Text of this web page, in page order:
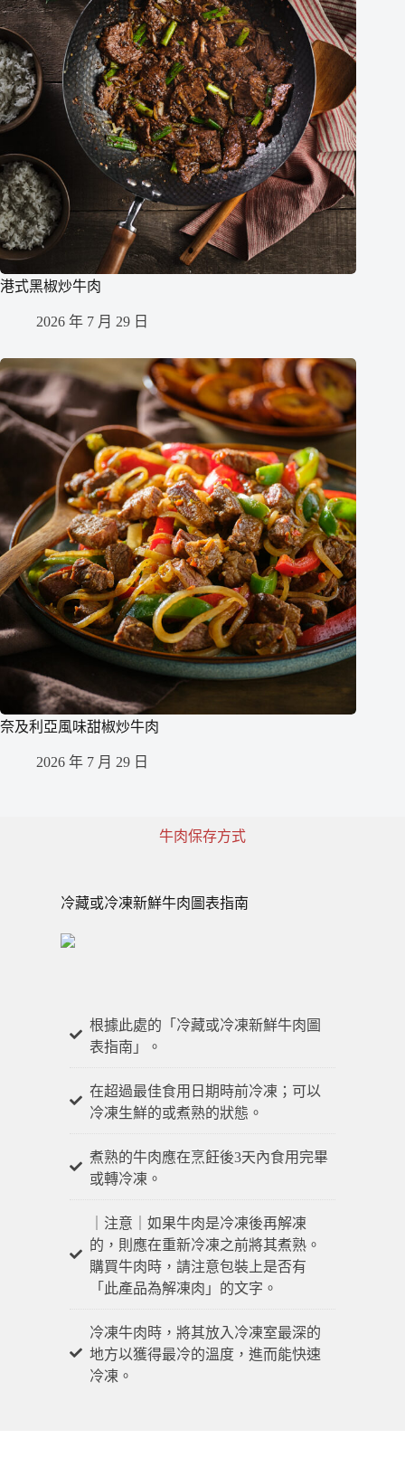
港式黑椒炒牛肉
2026 年 7 月 29 日
奈及利亞風味甜椒炒牛肉
2026 年 7 月 29 日
牛肉保存方式
冷藏或冷凍新鮮牛肉圖表指南
根據此處的「冷藏或冷凍新鮮牛肉圖
表指南」。
在超過最佳食用日期時前冷凍；可以
冷凍生鮮的或煮熟的狀態。
煮熟的牛肉應在烹飪後3天內食用完畢
或轉冷凍。
｜注意｜如果牛肉是冷凍後再解凍
的，則應在重新冷凍之前將其煮熟。
購買牛肉時，請注意包裝上是否有
「此產品為解凍肉」的文字。
冷凍牛肉時，將其放入冷凍室最深的
地方以獲得最冷的溫度，進而能快速
冷凍。